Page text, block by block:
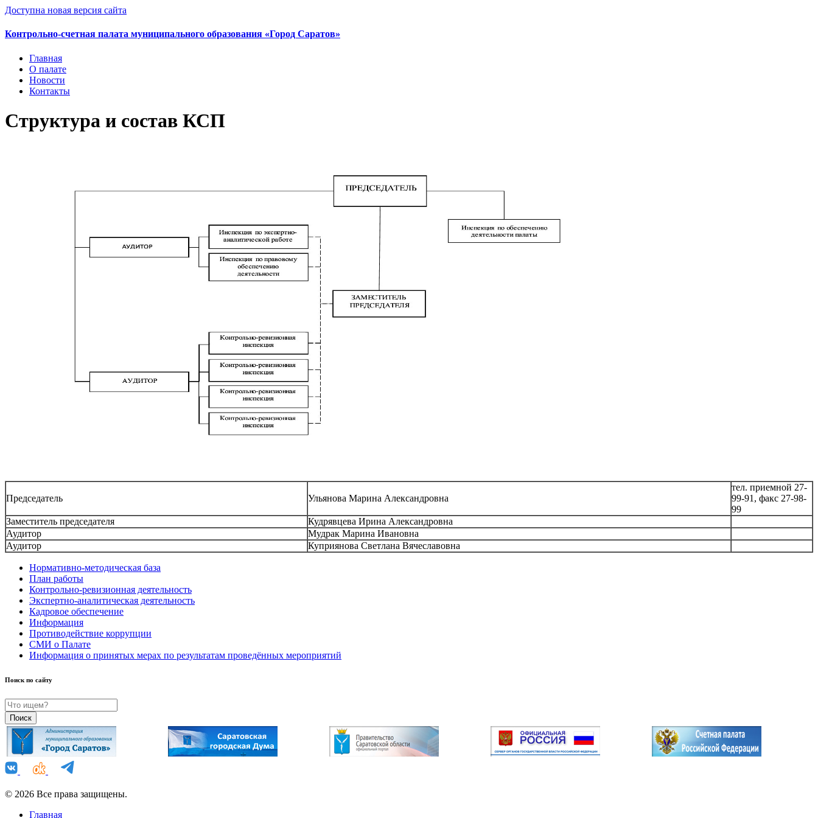
Доступна новая версия сайта
Контрольно-счетная палата муниципального образования «Город Саратов»
Главная
О палате
Новости
Контакты
Структура и состав КСП
Председатель Ульянова Марина Александровна
тел. приемной 27-
99-91, факс 27-98-
99
Заместитель председателя
Кудрявцева Ирина Александровна
Аудитор
Мудрак Марина Ивановна
Аудитор
Куприянова Светлана Вячеславовна
Нормативно-методическая база
План работы
Контрольно-ревизионная деятельность
Экспертно-аналитическая деятельность
Кадровое обеспечение
Информация
Противодействие коррупции
СМИ о Палате
Информация о принятых мерах по результатам проведённых мероприятий
Поиск по сайту
© 2026 Все права защищены.
Главная